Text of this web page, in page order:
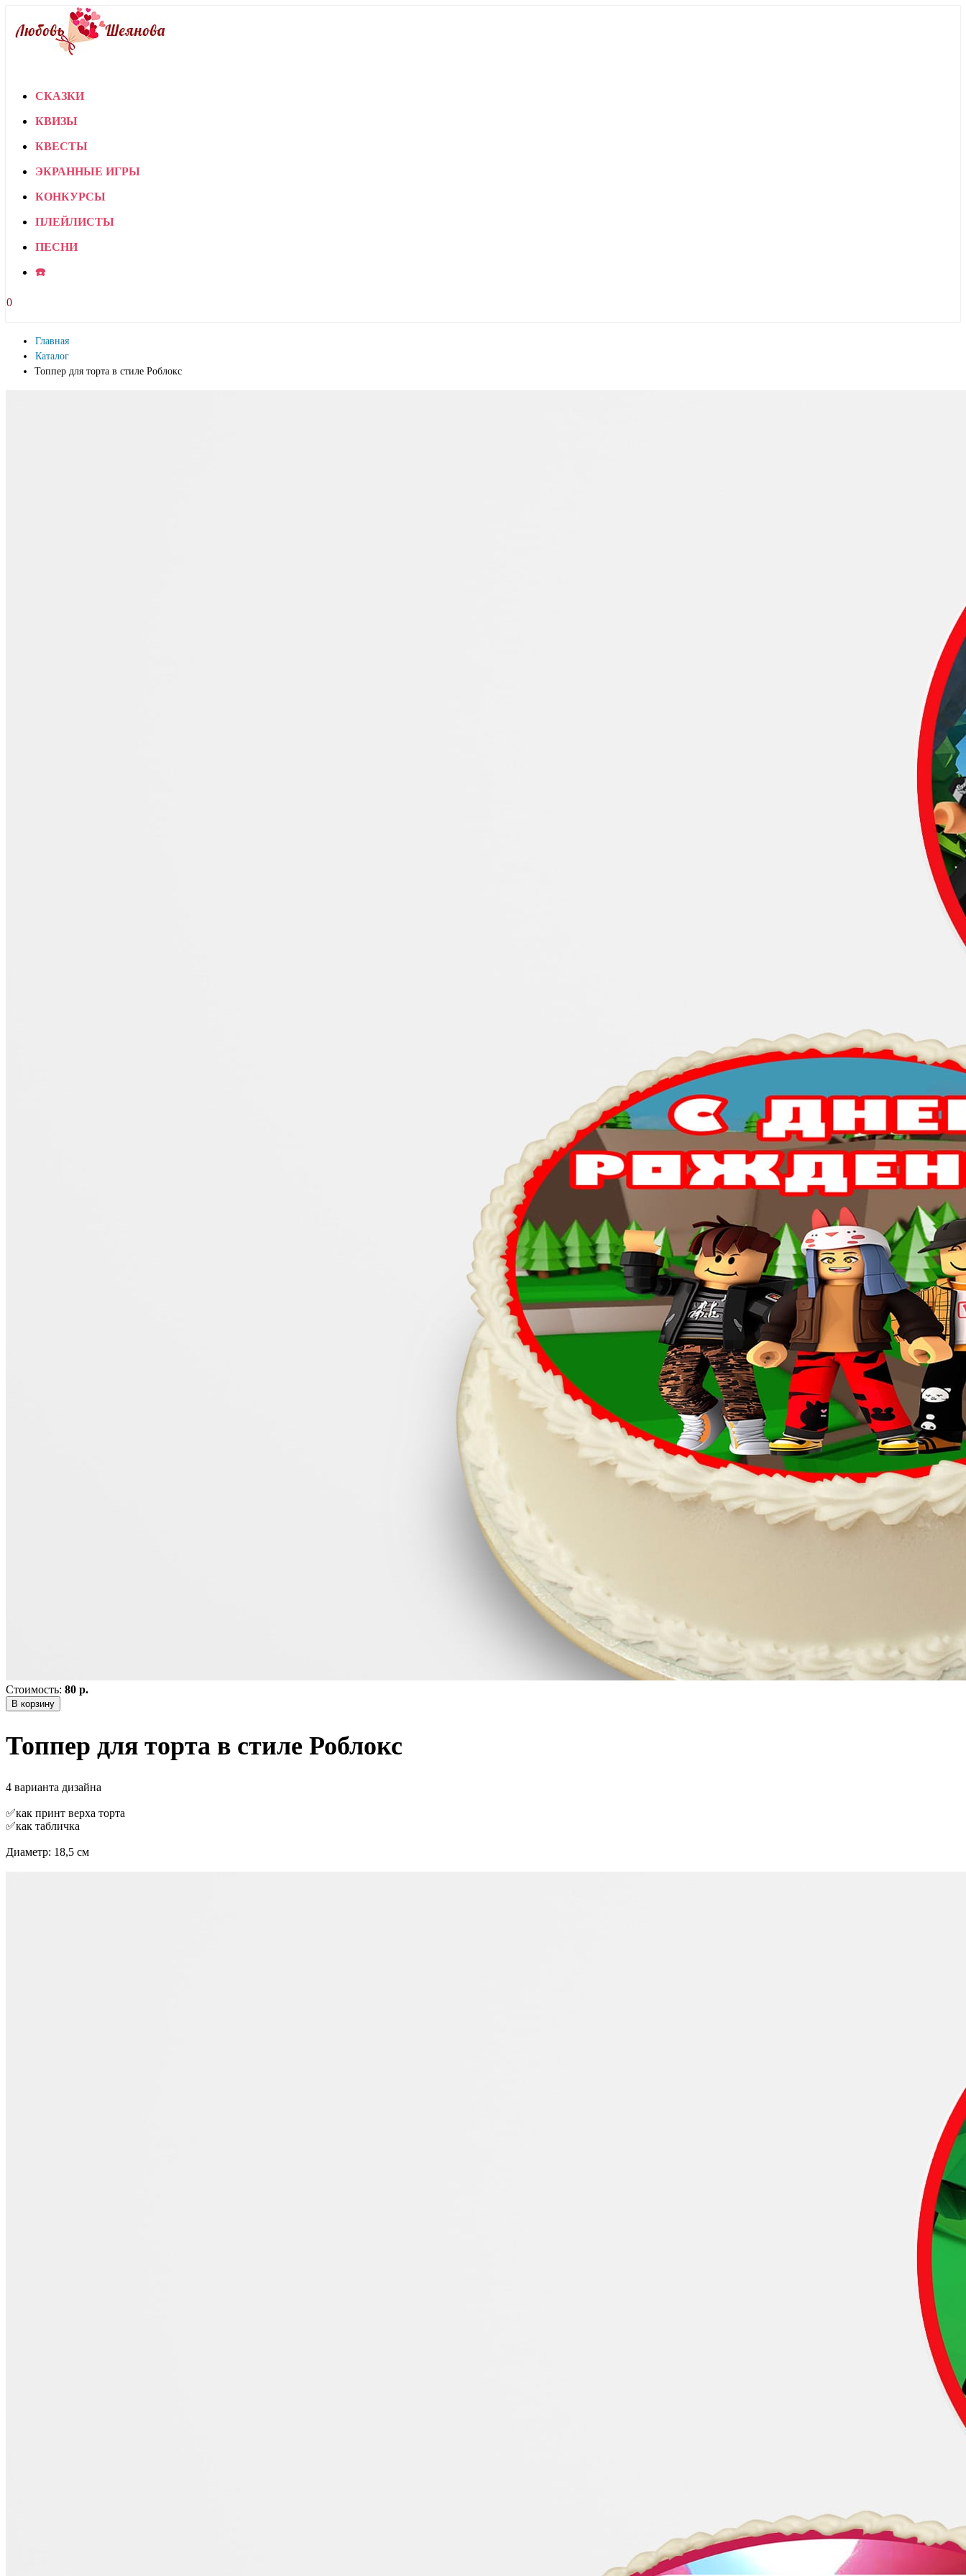
СКАЗКИ
КВИЗЫ
КВЕСТЫ
ЭКРАННЫЕ ИГРЫ
КОНКУРСЫ
ПЛЕЙЛИСТЫ
ПЕСНИ
☎️
0
Главная
Каталог
Топпер для торта в стиле Роблокс
Стоимость: 80 р.
В корзину
Топпер для торта в стиле Роблокс
4 варианта дизайна
✅как принт верха торта
✅как табличка
Диаметр: 18,5 см